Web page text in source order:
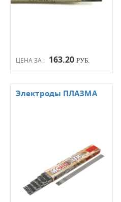
ЦЕНА ЗА : 163.20 РУБ.
Электроды ПЛАЗМА